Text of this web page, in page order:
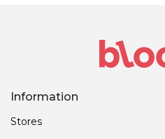
Information
Stores